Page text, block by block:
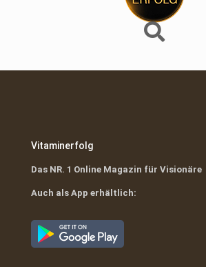
Vitaminerfolg
Das NR. 1 Online Magazin für Visionäre
Auch als App erhältlich: